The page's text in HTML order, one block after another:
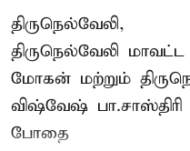
திருநெல்வேலி,
திருநெல்வேலி
மோகன் மற்றும்
விஷ்வேஷ்
போதை